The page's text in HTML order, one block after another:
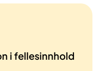
i fellesinnhold